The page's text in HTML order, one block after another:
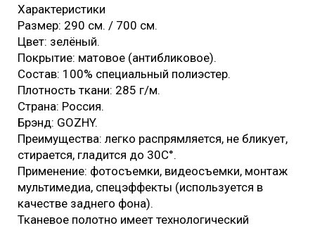
Характеристики
Размер: 290 см. / 700 см.
Цвет: зелёный.
Покрытие: матовое (антибликовое).
Состав: 100% специальный полиэстер.
Плотность ткани: 285 г/м.
Страна: Россия.
Брэнд: GOZHY.
Преимущества: легко распрямляется, не бликует,
стирается, гладится до 30С°.
Применение: фотосъемки, видеосъемки, монтаж
мультимедиа, спецэффекты (используется в
качестве заднего фона).
Тканевое полотно имеет технологический